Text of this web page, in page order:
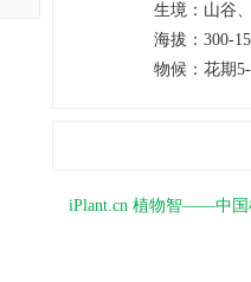
生境 ： 山谷
海拔 ： 300-
物候 ： 花期
iPlant.cn 植物智——中国